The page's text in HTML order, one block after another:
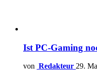
Ist PC-Gaming
von Redakteur 29.